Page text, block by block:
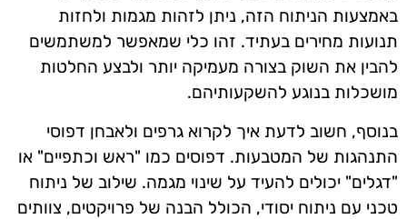
באמצעות הניתוח הזה, ניתן לזהות מגמות ולחזות
תנועות מחירים בעתיד. זהו כלי שמאפשר למשתמשים
להבין את השוק בצורה מעמיקה יותר ולבצע החלטות
מושכלות בנוגע להשקעותיהם.
בנוסף, חשוב לדעת איך לקרוא גרפים ולאבחן דפוסי
התנהגות של המטבעות. דפוסים כמו "ראש וכתפיים" או
"דגלים" יכולים להעיד על שינוי מגמה. שילוב של ניתוח
טכני עם ניתוח יסודי, הכולל הבנה של פרויקטים, צוותים